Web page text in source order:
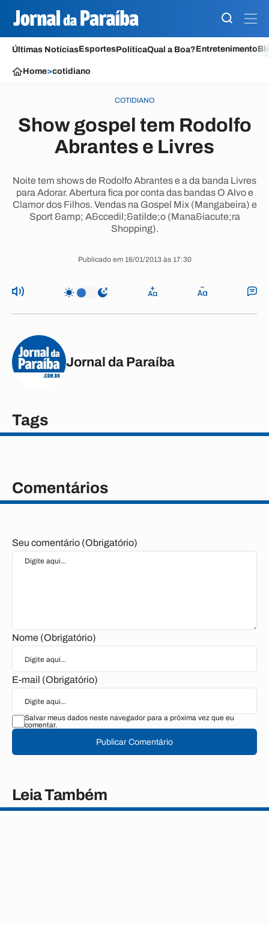
Últimas NotíciasEsportesPolíticaQual a Boa?Entretenimento
Home>cotidiano
COTIDIANO
Show gospel tem Rodolfo
Abrantes e Livres
Noite tem shows de Rodolfo Abrantes e a da banda Livres
para Adorar. Abertura fica por conta das bandas O Alvo e
Clamor dos Filhos. Vendas na Gospel Mix (Mangabeira) e
Sport &amp; A&ccedil;&atilde;o (Mana&iacute;ra
Shopping).
Publicado em 16/01/2013 às 17:30
Jornal da Paraíba
Tags
Comentários
Seu comentário (Obrigatório)
Nome (Obrigatório)
E-mail (Obrigatório)
Salvar meus dados neste navegador para a próxima vez que eu
comentar.
Publicar Comentário
Leia Também